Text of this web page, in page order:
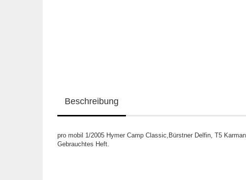
Beschreibung
pro mobil 1/2005 Hymer Camp Classic,Bürstner Delfin, T5
Gebrauchtes Heft.